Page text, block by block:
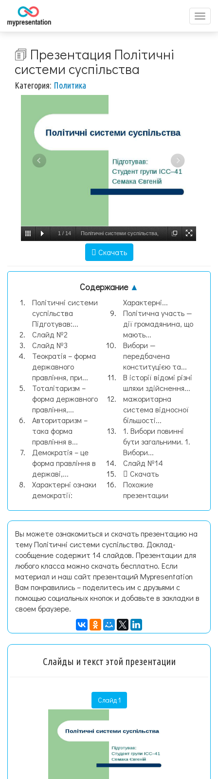
меню
🗊 Презентация Політичні
системи суспільства
Категория: Политика
1 / 14 Політичні системи суспільства,
Скачать
Содержание ▲
Політичні системи
суспільства
Підготував:...
Слайд №2
Слайд №3
Теократія – форма
державного
правління, при...
Тоталітаризм –
форма державного
правління,...
Авторитаризм –
така форма
правління в...
Демократія – це
форма правління в
державі,...
Характерні ознаки
демократії:
Характерні...
Політична участь —
дії громадянина, що
мають...
Вибори —
передбачена
конституцією та...
В історії відомі різні
шляхи здійснення...
мажоритарна
система відносної
більшості...
1. Вибори повинні
бути загальними. 1.
Вибори...
Слайд №14
Скачать
Похожие
презентации
Вы можете ознакомиться и скачать презентацию на
тему Політичні системи суспільства. Доклад-
сообщение содержит 14 слайдов. Презентации для
любого класса можно скачать бесплатно. Если
материал и наш сайт презентаций Mypresentation
Вам понравились – поделитесь им с друзьями с
помощью социальных кнопок и добавьте в закладки в
своем браузере.
Слайды и текст этой презентации
Слайд 1